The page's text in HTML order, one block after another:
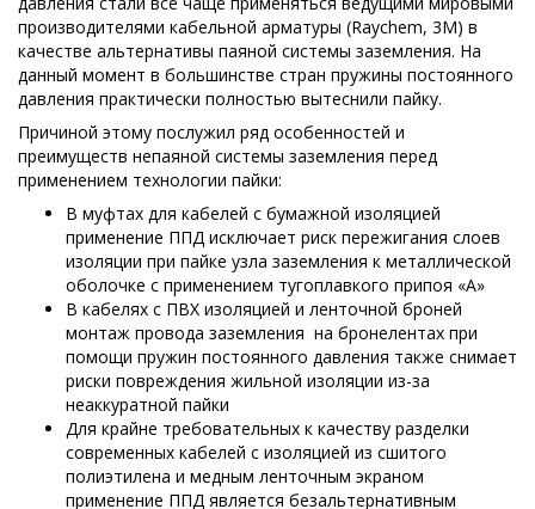
производителями кабельной арматуры (Raychem, 3M) в
качестве альтернативы паяной системы заземления. На
данный момент в большинстве стран пружины постоянного
давления практически полностью вытеснили пайку.
Причиной этому послужил ряд особенностей и
преимуществ непаяной системы заземления перед
применением технологии пайки:
В муфтах для кабелей с бумажной изоляцией
применение ППД исключает риск пережигания слоев
изоляции при пайке узла заземления к металлической
оболочке с применением тугоплавкого припоя «А»
В кабелях с ПВХ изоляцией и ленточной броней
монтаж провода заземления на бронелентах при
помощи пружин постоянного давления также снимает
риски повреждения жильной изоляции из-за
неаккуратной пайки
Для крайне требовательных к качеству разделки
современных кабелей с изоляцией из сшитого
полиэтилена и медным ленточным экраном
применение ППД является безальтернативным